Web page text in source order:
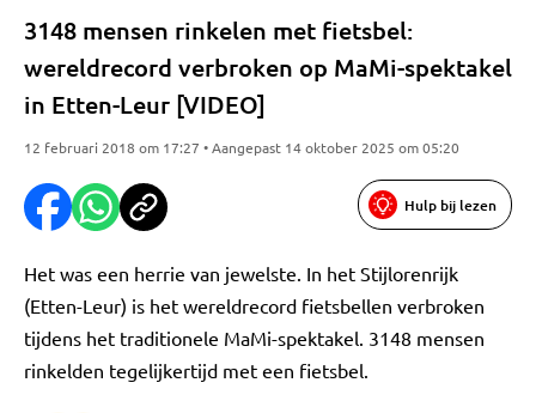
3148 mensen rinkelen met fietsbel:
wereldrecord verbroken op MaMi-spektakel
in Etten-Leur [VIDEO]
12 februari 2018 om 17:27 • Aangepast 14 oktober 2025 om 05:20
Hulp bij lezen
Het was een herrie van jewelste. In het Stijlorenrijk
(Etten-Leur) is het wereldrecord fietsbellen verbroken
tijdens het traditionele MaMi-spektakel. 3148 mensen
rinkelden tegelijkertijd met een fietsbel.